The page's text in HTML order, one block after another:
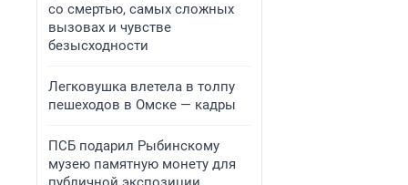
со смертью, самых сложных
вызовах и чувстве
безысходности
Легковушка влетела в толпу
пешеходов в Омске — кадры
ПСБ подарил Рыбинскому
музею памятную монету для